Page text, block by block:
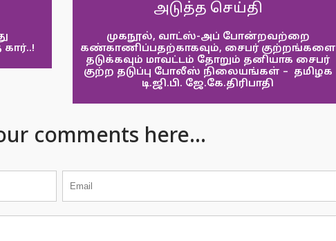
அடுத்த செய்தி
முகநூல், வாட்ஸ்-அப் போன்றவற்றை
கண்காணிப்பதற்காகவும், சைபர் குற்றங்களை
தடுக்கவும் மாவட்டம் தோறும் தனியாக சைபர்
குற்ற தடுப்பு போலீஸ் நிலையங்கள் – தமிழக
டி.ஜி.பி. ஜே.கே.திரிபாதி
comments here...